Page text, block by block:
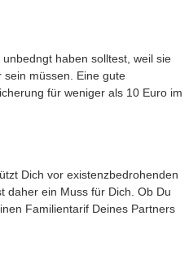
haben solltest, weil sie
sein müssen. Eine gute
für weniger als 10 Euro im
Dich vor existenzbedrohenden
daher ein Muss für Dich. Ob Du
Familientarif Deines Partners